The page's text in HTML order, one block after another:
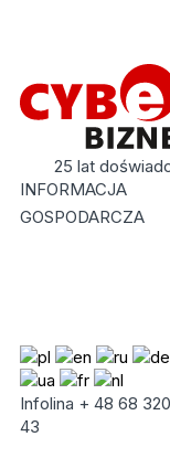
25 lat
INFORMACJA
GOSPODARCZA
Infolina + 48 68
43